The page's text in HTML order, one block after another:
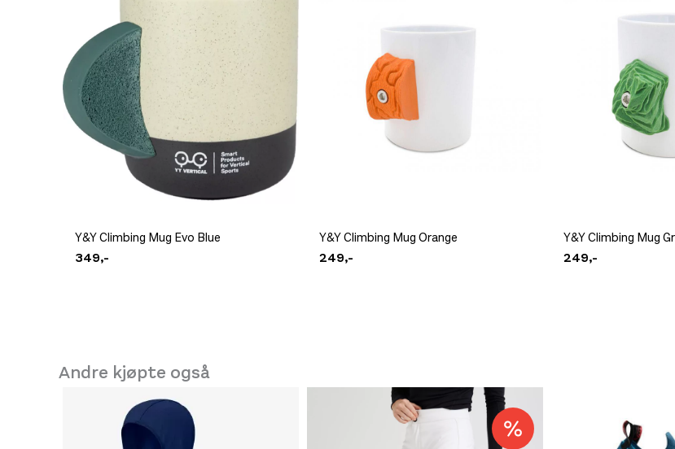
Se butikkinformasjon
Y&Y Climbing Mug Evo Blue
349,-
Y&Y Climbing Mug Orange
249,-
Y&Y Climbing Mug
249,-
Andre kjøpte også